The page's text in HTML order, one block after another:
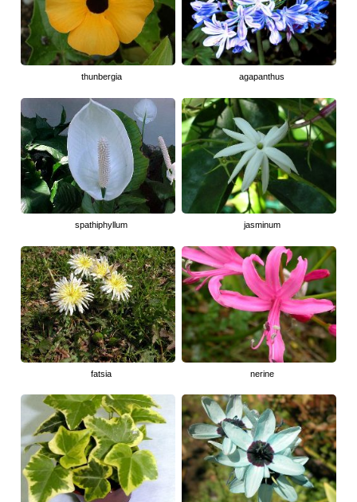
thunbergia agapanthus
spathiphyllum jasminum
fatsia nerine